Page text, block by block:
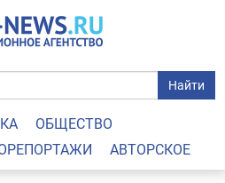
Найти
ОБЩЕСТВО
АВТОРСКОЕ